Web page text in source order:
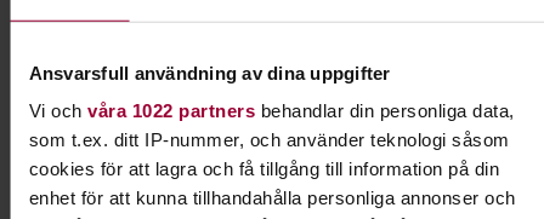
Ansvarsfull användning av dina uppgifter
Vi och våra 1022 partnersbehandlar din personliga data,
som t.ex. ditt IP-nummer, och använder teknologi såsom
cookies för att lagra och få tillgång till information på din
enhet för att kunna tillhandahålla personliga annonser och
Vi använder erfarna jägare och pedagoger som kursledare i
jägarexamen.
KOSTNADER
I kursavgiften ingår kostnaden för de ledarledda teoretiska
och praktiska delarna av Jägarskolan. Studiefrämjandets